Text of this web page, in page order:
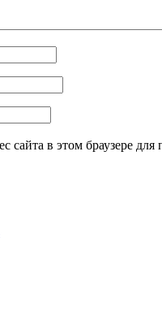
сайта в этом браузере